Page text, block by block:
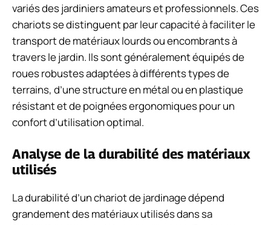
variés des jardiniers amateurs et professionnels. Ces
chariots se distinguent par leur capacité à faciliter le
transport de matériaux lourds ou encombrants à
travers le jardin. Ils sont généralement équipés de
roues robustes adaptées à différents types de
terrains, d’une structure en métal ou en plastique
résistant et de poignées ergonomiques pour un
confort d’utilisation optimal.
Analyse de la durabilité des matériaux
utilisés
La durabilité d’un chariot de jardinage dépend
grandement des matériaux utilisés dans sa